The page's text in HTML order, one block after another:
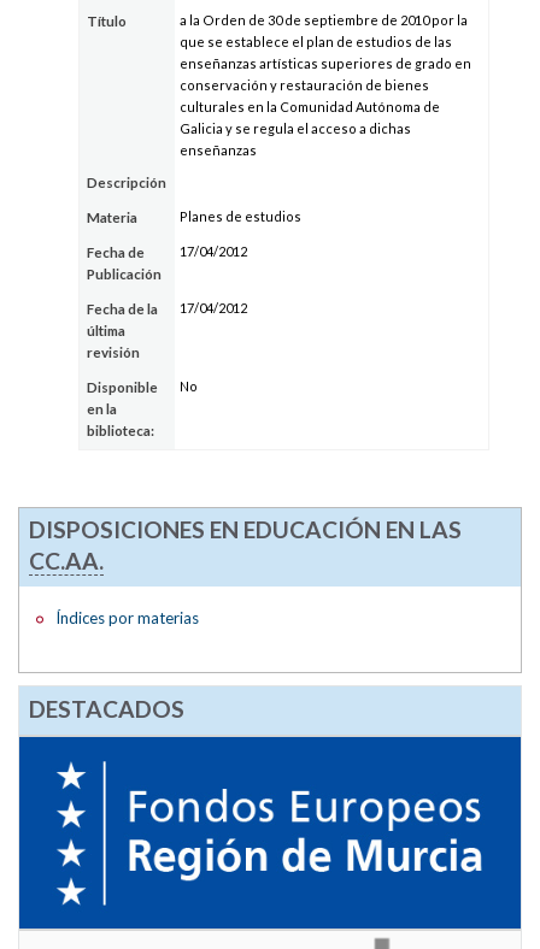
Título
a la Orden de 30 de septiembre de 2010 por la
que se establece el plan de estudios de las
enseñanzas artísticas superiores de grado en
conservación y restauración de bienes
culturales en la Comunidad Autónoma de
Galicia y se regula el acceso a dichas
enseñanzas
Descripción
Materia Planes de estudios
Fecha de
Publicación
17/04/2012
Fecha de la
última
revisión
17/04/2012
Disponible
en la
biblioteca:
No
DISPOSICIONES EN EDUCACIÓN EN LAS
CC.AA.
Índices por materias
DESTACADOS